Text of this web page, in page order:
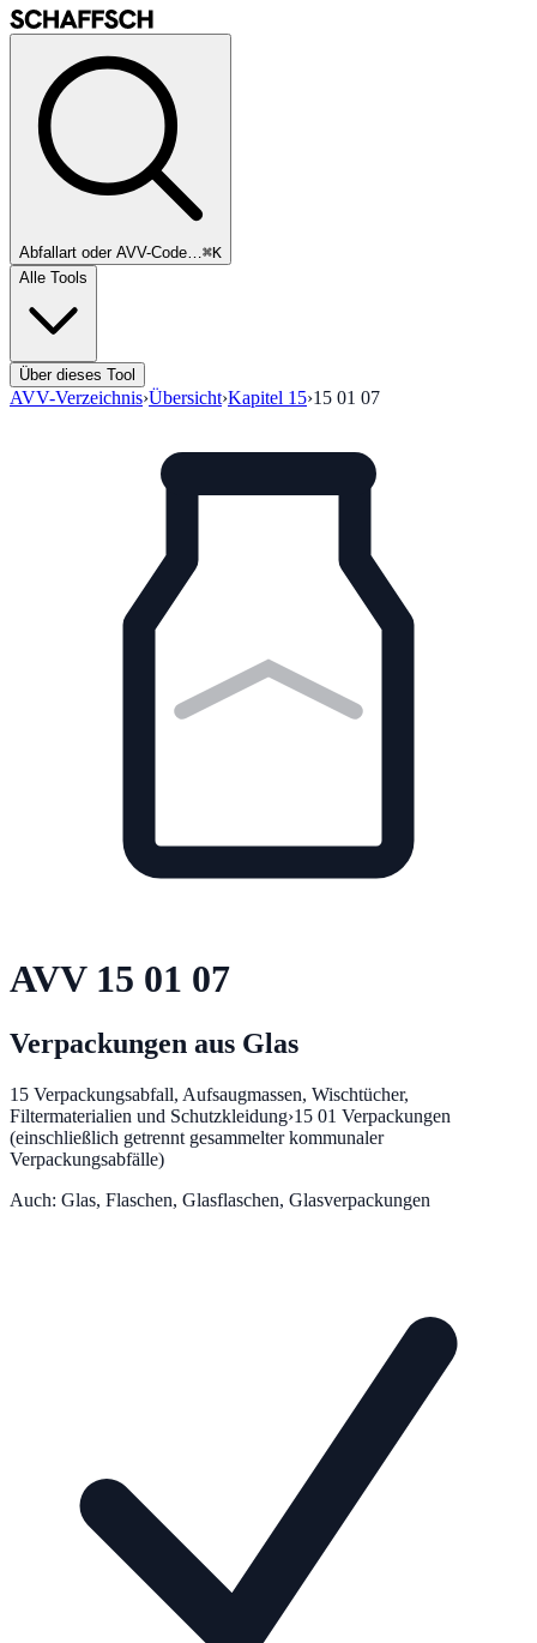
Abfallart oder AVV-Code…⌘K
Alle Tools
Über dieses Tool
AVV-Verzeichnis›Übersicht›Kapitel 15›15 01 07
AVV 15 01 07
Verpackungen aus Glas
15 Verpackungsabfall, Aufsaugmassen, Wischtücher,
Filtermaterialien und Schutzkleidung›15 01 Verpackungen
(einschließlich getrennt gesammelter kommunaler
Verpackungsabfälle)
Auch: Glas, Flaschen, Glasflaschen, Glasverpackungen